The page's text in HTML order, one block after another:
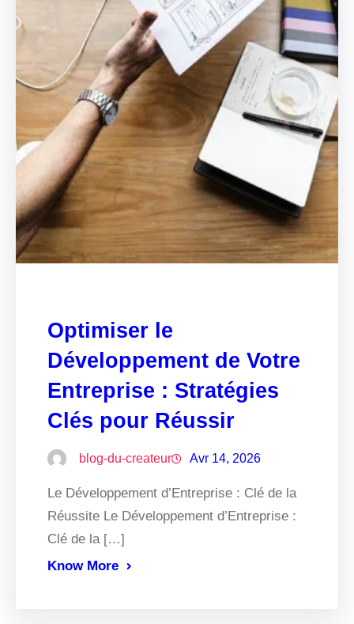
Optimiser le
Développement de Votre
Entreprise : Stratégies
Clés pour Réussir
blog-du-createur Avr 14, 2026
Le Développement d’Entreprise : Clé de la
Réussite Le Développement d’Entreprise :
Clé de la […]
Know More